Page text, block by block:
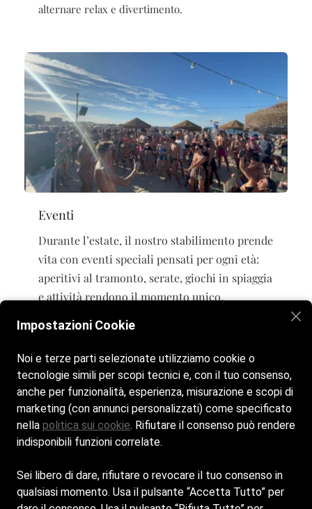
alternare relax e divertimento.
Eventi
Durante l’estate, il nostro stabilimento prende
vita con eventi speciali pensati per ogni età:
aperitivi al tramonto, serate, giochi in spiaggia
e attività rendono il momento unico.
Home La spiaggia
Chiringuito & Ristorante
Attività ed eventi
Galleria Contatti
Bagno Otello 28. Made with love.
Impostazioni Cookie
Noi e terze parti selezionate utilizziamo cookie o
tecnologie simili per scopi tecnici e, con il tuo consenso,
anche per funzionalità, esperienza, misurazione e scopi di
marketing (con annunci personalizzati) come specificato
nella politica sui cookie. Rifiutare il consenso può rendere
indisponibili funzioni correlate.
Sei libero di dare, rifiutare o revocare il tuo consenso in
qualsiasi momento. Usa il pulsante “Accetta Tutto” per